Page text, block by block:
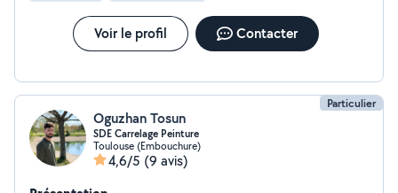
Voir le profil Contacter
Particulier
Oguzhan Tosun
SDE Carrelage Peinture
Toulouse (Embouchure)
4,6/5 (9 avis)